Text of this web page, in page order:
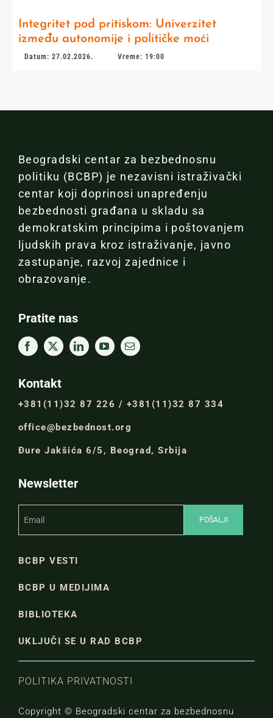
Integritet pod pritiskom: Univerzitet
između autonomije i političke moći
Datum: 27.02.2026. Vreme: 19:00
Beogradski centar za bezbednosnu
politiku (BCBP) je nezavisni istraživački
centar koji doprinosi unapređenju
bezbednosti građana u skladu sa
demokratskim principima i poštovanjem
ljudskih prava kroz istraživanje, javno
zastupanje, razvoj zajednice i
obrazovanje.
Pratite nas
Kontakt
+381(11)32 87 226 / +381(11)32 87 334
office@bezbednost.org
Đure Jakšića 6/5, Beograd, Srbija
Newsletter
BCBP VESTI
BCBP U MEDIJIMA
BIBLIOTEKA
UKLJUČI SE U RAD BCBP
POLITIKA PRIVATNOSTI
Copyright © Beogradski centar za bezbednosnu